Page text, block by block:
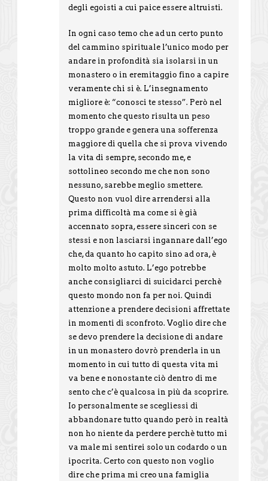
degli egoisti a cui paice essere altruisti.
In ogni caso temo che ad un certo punto
del cammino spirituale l’unico modo per
andare in profondità sia isolarsi in un
monastero o in eremitaggio fino a capire
veramente chi si è. L’insegnamento
migliore è: “conosci te stesso”. Però nel
momento che questo risulta un peso
troppo grande e genera una sofferenza
maggiore di quella che si prova vivendo
la vita di sempre, secondo me, e
sottolineo secondo me che non sono
nessuno, sarebbe meglio smettere.
Questo non vuol dire arrendersi alla
prima difficoltà ma come si è già
accennato sopra, essere sinceri con se
stessi e non lasciarsi ingannare dall’ego
che, da quanto ho capito sino ad ora, è
molto molto astuto. L’ego potrebbe
anche consigliarci di suicidarci perchè
questo mondo non fa per noi. Quindi
attenzione a prendere decisioni affrettate
in momenti di sconfroto. Voglio dire che
se devo prendere la decisione di andare
in un monastero dovrò prenderla in un
momento in cui tutto di questa vita mi
va bene e nonostante ciò dentro di me
sento che c’è qualcosa in più da scoprire.
Io personalmente se scegliessi di
abbandonare tutto quando però in realtà
non ho niente da perdere perchè tutto mi
va male mi sentirei solo un codardo o un
ipocrita. Certo con questo non voglio
dire che prima mi creo una famiglia